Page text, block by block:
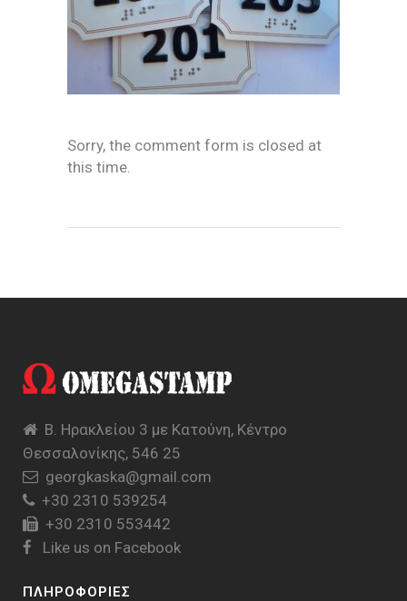
Sorry, the comment form is closed at
this time.
Β. Ηρακλείου 3 με Κατούνη, Κέντρο
Θεσσαλονίκης, 546 25
georgkaska@gmail.com
+30 2310 539254
+30 2310 553442
Like us on Facebook
ΠΛΗΡΟΦΟΡΙΕΣ